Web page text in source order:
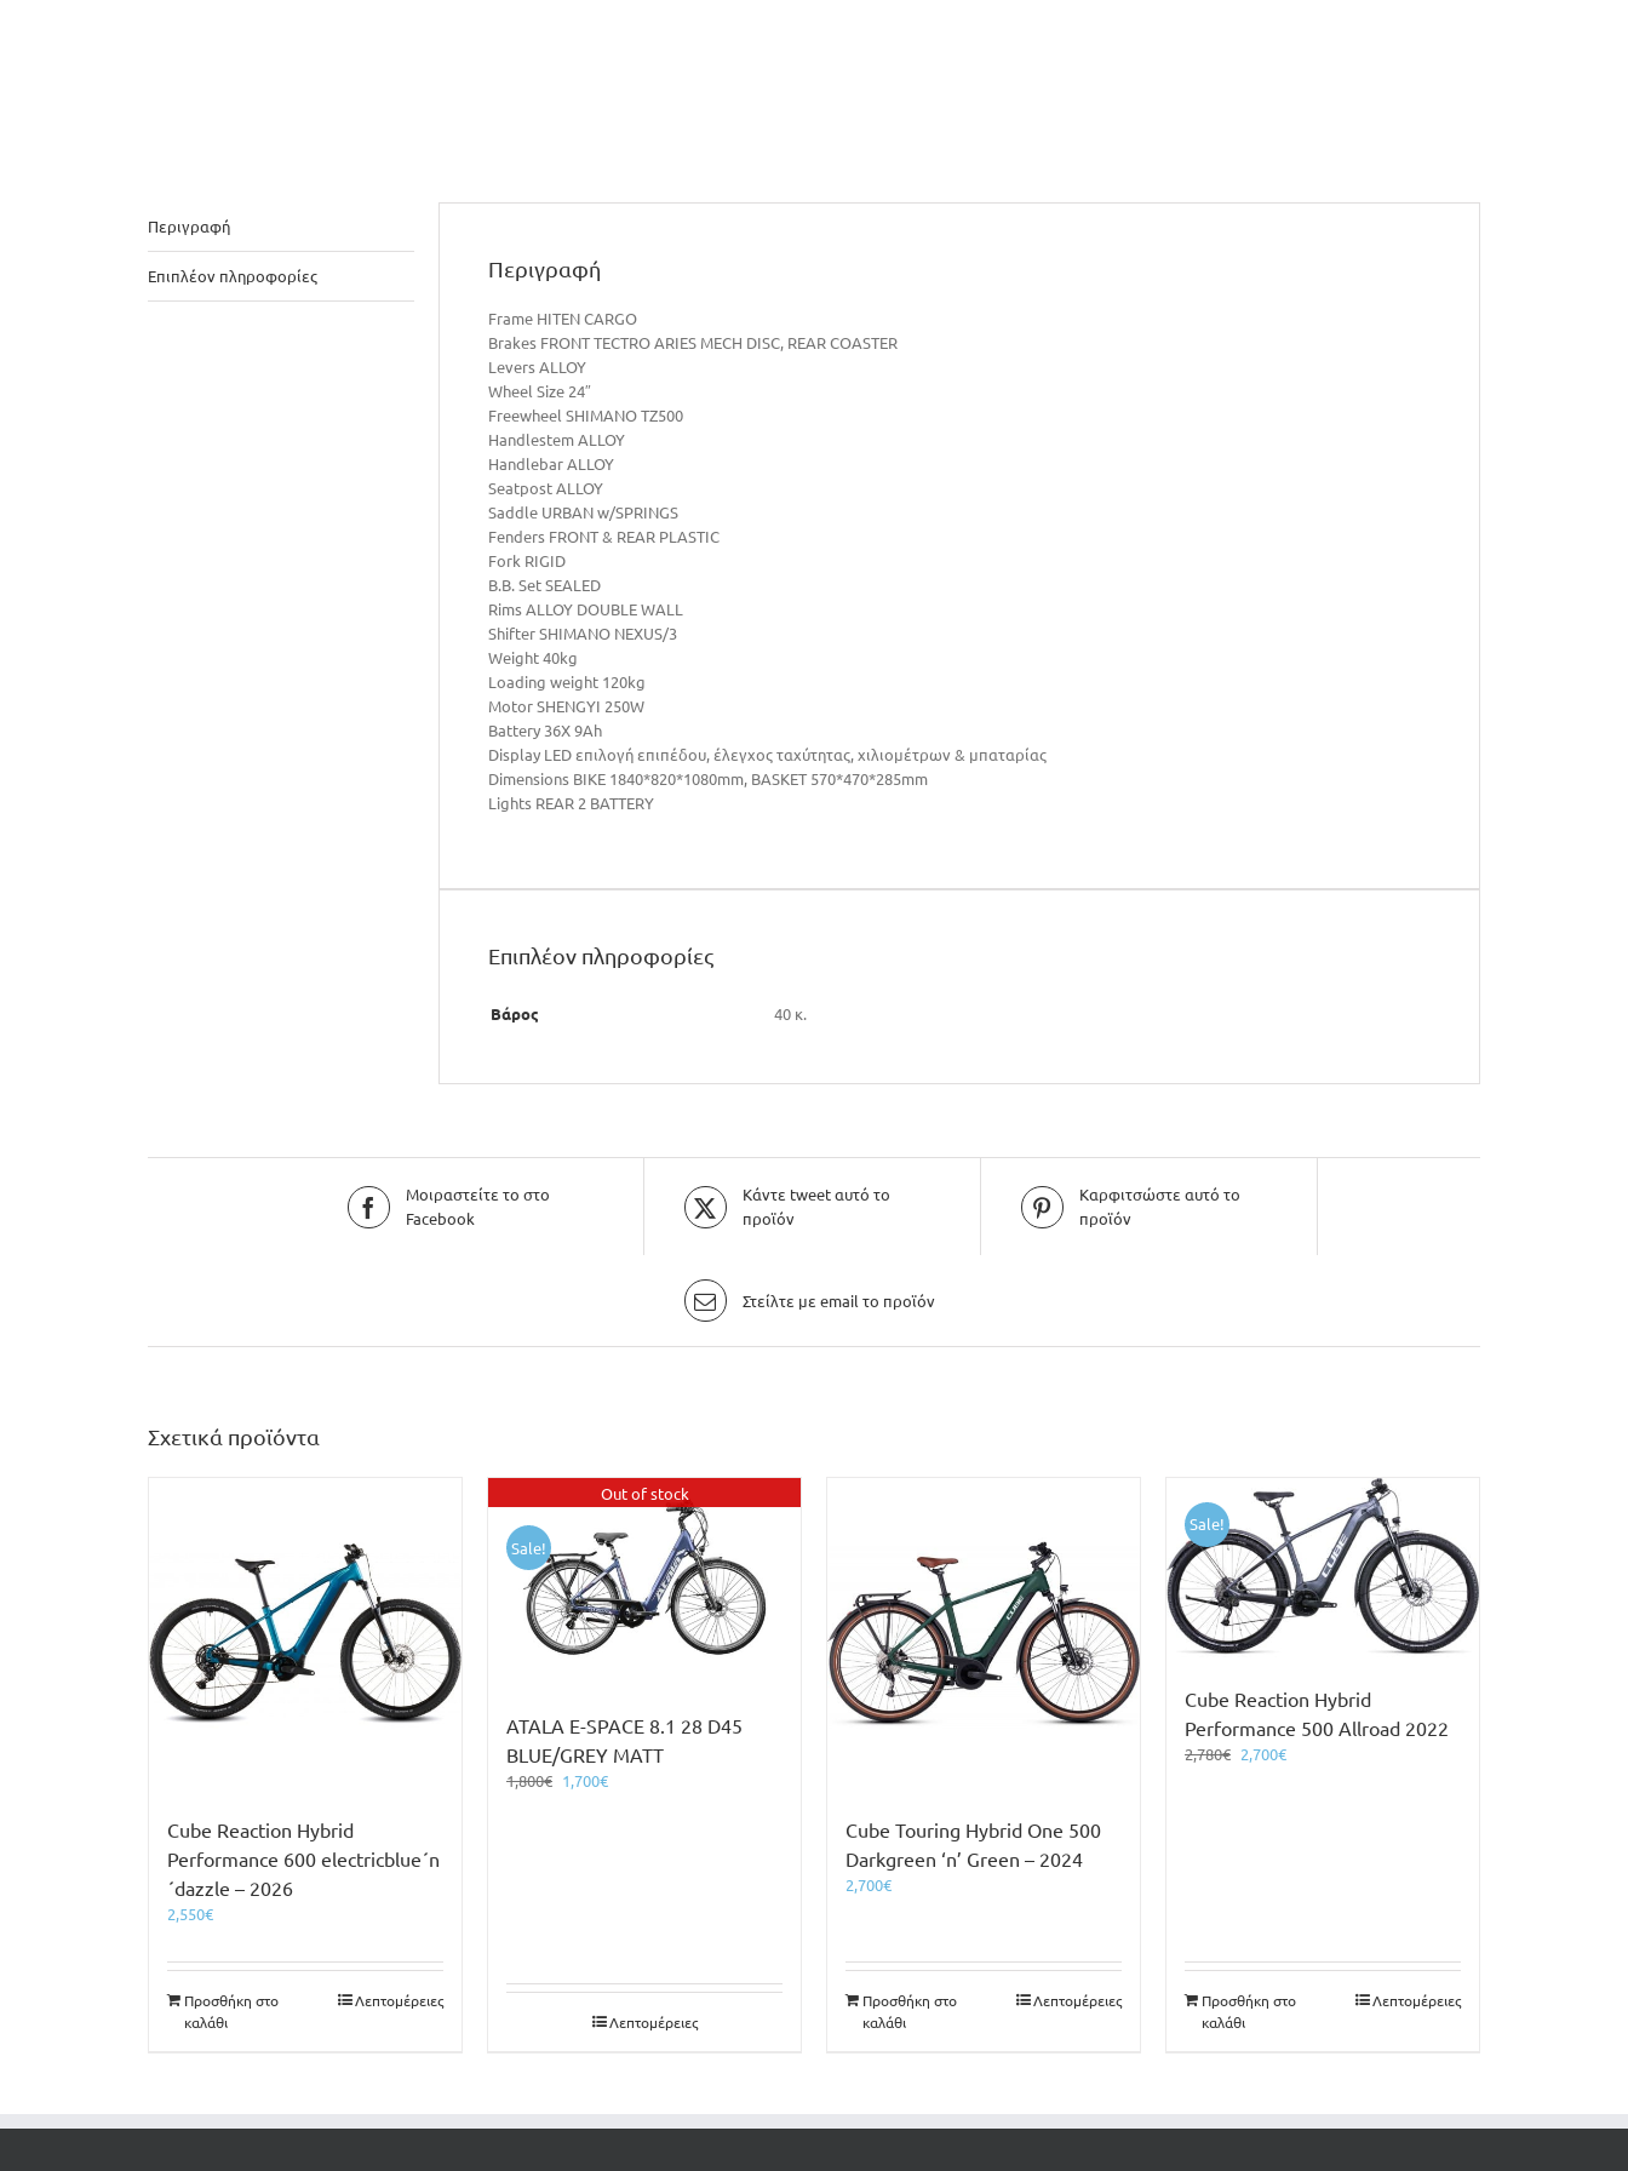
Περιγραφή
Επιπλέον πληροφορίες Περιγραφή
Frame HITEN CARGO
Brakes FRONT TECTRO ARIES MECH DISC, REAR COASTER
Levers ALLOY
Wheel Size 24″
Freewheel SHIMANO TZ500
Handlestem ALLOY
Handlebar ALLOY
Seatpost ALLOY
Saddle URBAN w/SPRINGS
Fenders FRONT & REAR PLASTIC
Fork RIGID
B.B. Set SEALED
Rims ALLOY DOUBLE WALL
Shifter SHIMANO NEXUS/3
Weight 40kg
Loading weight 120kg
Motor SHENGYI 250W
Battery 36X 9Ah
Display LED επιλογή επιπέδου, έλεγχος ταχύτητας, χιλιομέτρων & μπαταρίας
Dimensions BIKE 1840*820*1080mm, BASKET 570*470*285mm
Lights REAR 2 BATTERY
Επιπλέον πληροφορίες
Βάρος 40 κ.
Μοιραστείτε το στο
Facebook
Κάντε tweet αυτό το
προϊόν
Καρφιτσώστε αυτό το
προϊόν
Στείλτε με email το προϊόν
Σχετικά προϊόντα
Cube Reaction Hybrid
Performance 600 electricblue´n
´dazzle – 2026
2,550€
Προσθήκη στο
καλάθι
Λεπτομέρειες
Out of stock
Sale!
ATALA E-SPACE 8.1 28 D45
BLUE/GREY MATT
1,800€ Original
1,700€Η
Λεπτομέρειες
Cube Touring Hybrid One 500
Darkgreen ‘n’ Green – 2024
2,700€
Προσθήκη στο
καλάθι
Λεπτομέρειες
Sale!
Cube Reaction Hybrid
Performance 500 Allroad 2022
2,780€ Original
2,700€Η
Προσθήκη στο
καλάθι
Λεπτομέρειες